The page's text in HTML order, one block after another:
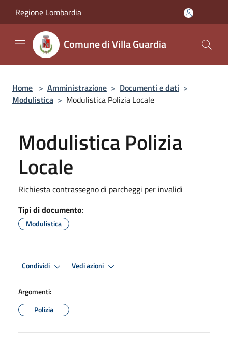
Regione Lombardia
Comune di Villa Guardia
Home > Amministrazione > Documenti e dati >
Modulistica > Modulistica Polizia Locale
Modulistica Polizia
Locale
Richiesta contrassegno di parcheggi per invalidi
Tipi di documento:
Modulistica
Condividi Vedi azioni
Argomenti:
Polizia